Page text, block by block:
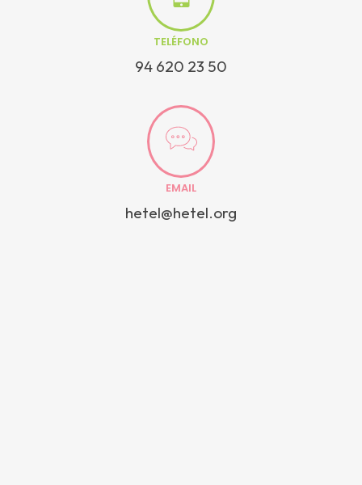
TELÉFONO
94 620 23 50
EMAIL
hetel@hetel.org